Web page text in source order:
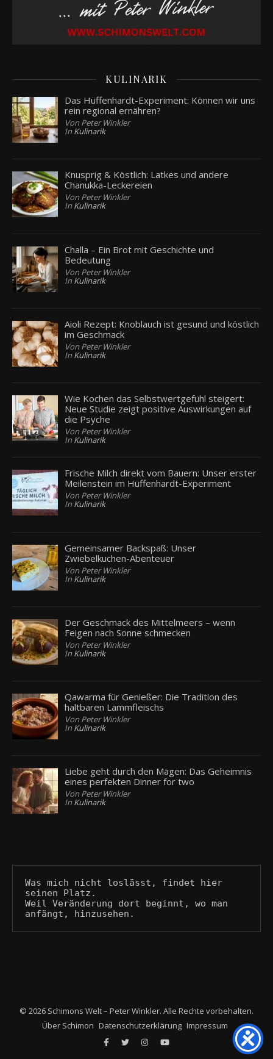
KULINARIK
Das Hüffenhardt-Experiment: Können wir uns
rein regional ernähren?
Von Peter Winkler
In Kulinarik
Knusprig & Köstlich: Latkes und andere
Chanukka-Leckereien
Von Peter Winkler
In Kulinarik
Challa – Ein Brot mit Geschichte und
Bedeutung
Von Peter Winkler
In Kulinarik
Aioli Rezept: Knoblauch ist gesund und köstlich
im Geschmack
Von Peter Winkler
In Kulinarik
Wie Kochen das Selbstwertgefühl steigert:
Neue Studie zeigt positive Auswirkungen auf
die Psyche
Von Peter Winkler
In Kulinarik
Frische Milch direkt vom Bauern: Unser erster
Meilenstein im Hüffenhardt-Experiment
Von Peter Winkler
In Kulinarik
Gemeinsamer Backspaß: Unser
Zwiebelkuchen-Abenteuer
Von Peter Winkler
In Kulinarik
Der Geschmack des Mittelmeers – wenn
Feigen nach Sonne schmecken
Von Peter Winkler
In Kulinarik
Qawarma für Genießer: Die Tradition des
haltbaren Lammfleischs
Von Peter Winkler
In Kulinarik
Liebe geht durch den Magen: Das Geheimnis
eines perfekten Dinner for two
Von Peter Winkler
In Kulinarik
Was mich nicht loslässt, findet hier
seinen Platz.
Weil Veränderung dort beginnt, wo man
anfängt, hinzusehen.
© 2026 Schimons Welt – Peter Winkler. Alle Rechte vorbehalten.
Über Schimon Datenschutzerklärung Impressum